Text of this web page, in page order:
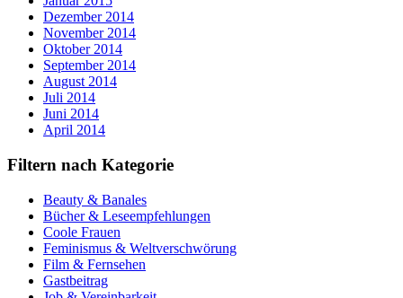
Dezember 2014
November 2014
Oktober 2014
September 2014
August 2014
Juli 2014
Juni 2014
April 2014
Filtern nach Kategorie
Beauty & Banales
Bücher & Leseempfehlungen
Coole Frauen
Feminismus & Weltverschwörung
Film & Fernsehen
Gastbeitrag